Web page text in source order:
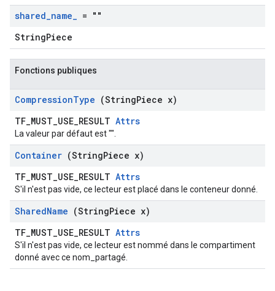
shared_name_ = ""
StringPiece
Fonctions publiques
CompressionType (StringPiece x)
TF_MUST_USE_RESULT Attrs
La valeur par défaut est "".
Container (StringPiece x)
TF_MUST_USE_RESULT Attrs
S'il n'est pas vide, ce lecteur est placé dans le conteneur donné.
SharedName (StringPiece x)
TF_MUST_USE_RESULT Attrs
S'il n'est pas vide, ce lecteur est nommé dans le compartiment
donné avec ce nom_partagé.